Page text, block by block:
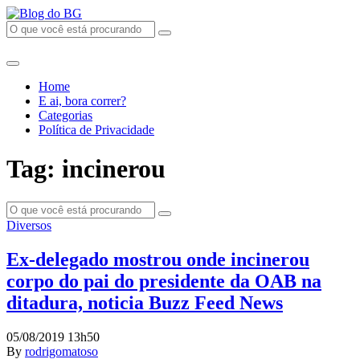
Home
E ai, bora correr?
Categorias
Política de Privacidade
Tag: incinerou
Diversos
Ex-delegado mostrou onde incinerou
corpo do pai do presidente da OAB na
ditadura, noticia Buzz Feed News
05/08/2019 13h50
By rodrigomatoso